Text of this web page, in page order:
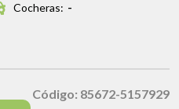
Cocheras: -
Código: 85672-5157929